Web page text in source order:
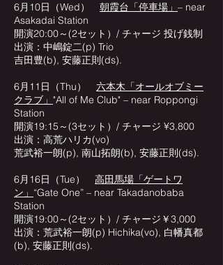
6月10日（Wed） 朝霞台「停車場」 – near
Asakadai Station
開演20:00～(2セット）/ チャージ 投げ銭制
出演：中嶋錠二(p) Trio
吉田豊(b), 安藤正則(ds).
6月11日（Thu） 六本木「オールオブミー
クラブ」 "All of Me Club" – near Roppongi
Station
開演19:15～(3セット）/ チャージ ¥3,800
出演：高荒ハリカ(vo)
荒武裕一朗(p), 南山拓朗(b), 安藤正則(ds).
6月16日（Tue） 高田馬場「ゲートワ
ン」 “Gate One” – near Takadanobaba
Station
開演19:00～(2セット）/ チャージ￥3,000
出演：荒武裕一朗(p) Hichika(vo), 白幡真都
(b), 安藤正則(ds).